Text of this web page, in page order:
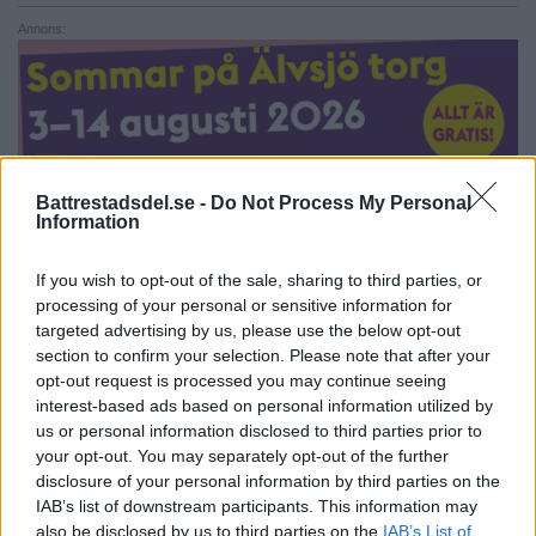
Battrestadsdel.se - Do Not Process My Personal
Information
If you wish to opt-out of the sale, sharing to third parties, or
processing of your personal or sensitive information for
targeted advertising by us, please use the below opt-out
section to confirm your selection. Please note that after your
opt-out request is processed you may continue seeing
interest-based ads based on personal information utilized by
us or personal information disclosed to third parties prior to
your opt-out. You may separately opt-out of the further
disclosure of your personal information by third parties on the
IAB’s list of downstream participants. This information may
also be disclosed by us to third parties on the IAB’s List of
Annons:
”Helt galen budgivning”
HÄGERSTEN LILJEHOLMEN
Bostadspriserna ökar stadigt i Hägersten och
Liljeholmen. Under det […]